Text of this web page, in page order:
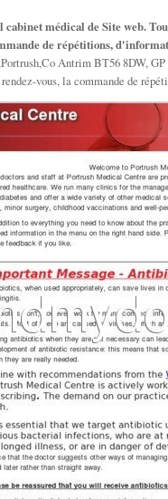
médical de Site web.
de répétitions,
Antrim BT56 8DW,
vous, la commande de